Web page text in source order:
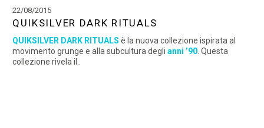
22/08/2015
QUIKSILVER DARK RITUALS
QUIKSILVER DARK RITUALS è la nuova collezione ispirata al
movimento grunge e alla subcultura degli anni ’90. Questa
collezione rivela il..